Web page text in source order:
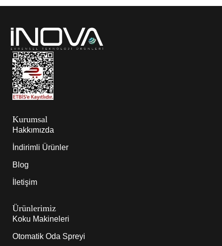
Kurumsal
Hakkımızda
İndirimli Ürünler
Blog
İletişim
Ürünlerimiz
Koku Makineleri
Otomatik Oda Spreyi